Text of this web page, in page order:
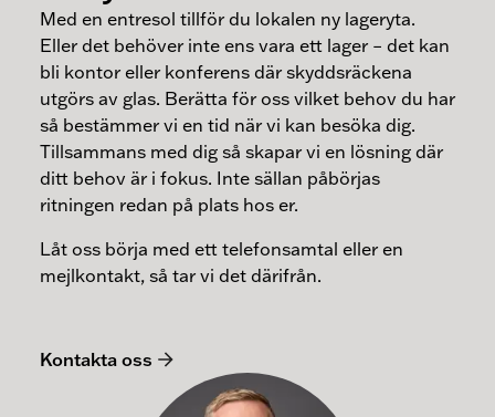
Med en entresol tillför du lokalen ny lageryta.
Eller det behöver inte ens vara ett lager – det kan
bli kontor eller konferens där skyddsräckena
utgörs av glas. Berätta för oss vilket behov du har
så bestämmer vi en tid när vi kan besöka dig.
Tillsammans med dig så skapar vi en lösning där
ditt behov är i fokus. Inte sällan påbörjas
ritningen redan på plats hos er.
Låt oss börja med ett telefonsamtal eller en
mejlkontakt, så tar vi det därifrån.
Kontakta oss